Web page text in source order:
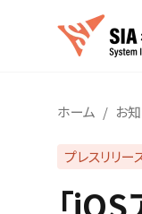
ホーム / お
プレスリリー
「